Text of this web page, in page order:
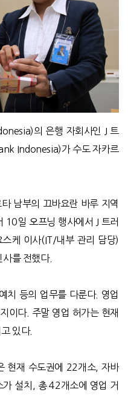
의 은행 자회사인 J 트
Indonesia)가 수도 자카르
남부의 끄바요란 바루 지역
10일 오프닝 행사에서 J 트러
케 이사(IT/내부 관리 담당)
를 전했다.
치 등의 업무를 다룬다. 영업
이다. 주말 영업 허가는 현재
있다.
현재 수도권에 22개소, 자바
설치, 총 42개소에 영업 거